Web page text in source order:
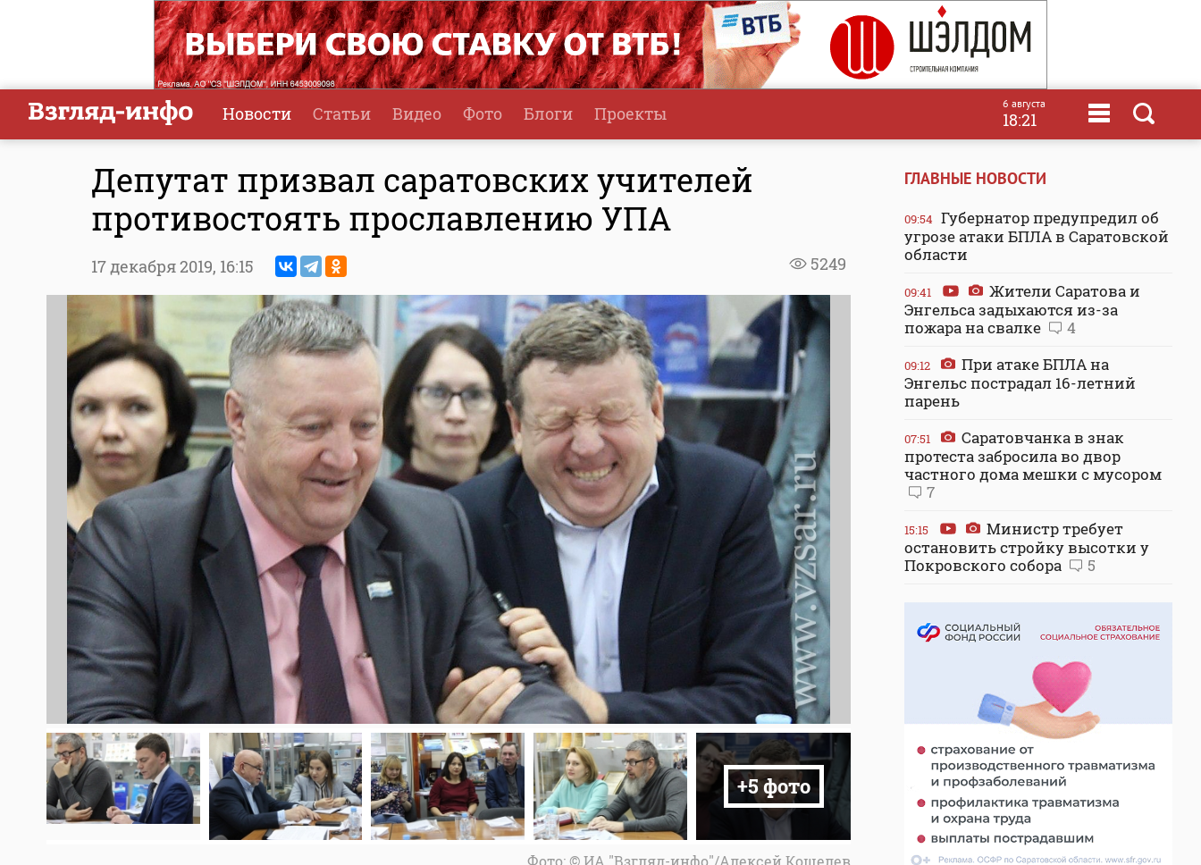
Новости Статьи Видео Фото Блоги Проекты 6 августа
18:21
Депутат призвал саратовских учителей
противостоять прославлению УПА
5249
17 декабря 2019, 16:15
+5 фото
Фото: © ИА "Взгляд-инфо"/Алексей Кошелев
ГЛАВНЫЕ НОВОСТИ
09:54 Губернатор предупредил об
угрозе атаки БПЛА в Саратовской
области
09:41
Жители Саратова и
Энгельса задыхаются из-за
пожара на свалке
4
09:12
При атаке БПЛА на
Энгельс пострадал 16-летний
парень
07:51
Саратовчанка в знак
протеста забросила во двор
частного дома мешки с мусором
7
15:15
Министр требует
остановить стройку высотки у
Покровского собора
5